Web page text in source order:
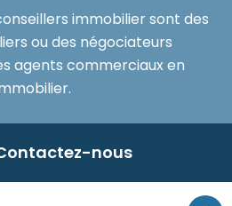
immobilier sont des
ou des négociateurs
agents commerciaux en
nous